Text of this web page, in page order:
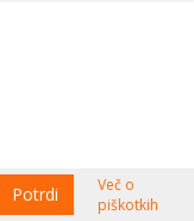
Potrdi
Več o
piškotkih